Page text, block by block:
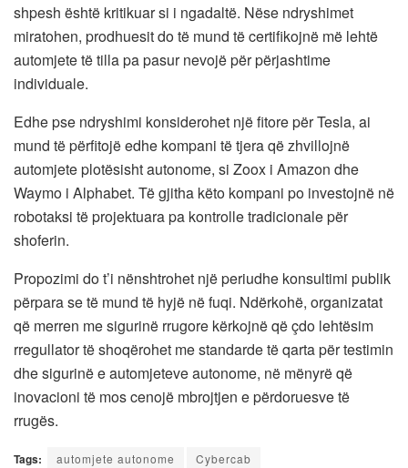
shpesh është kritikuar si i ngadaltë. Nëse ndryshimet
miratohen, prodhuesit do të mund të certifikojnë më lehtë
automjete të tilla pa pasur nevojë për përjashtime
individuale.
Edhe pse ndryshimi konsiderohet një fitore për Tesla, ai
mund të përfitojë edhe kompani të tjera që zhvillojnë
automjete plotësisht autonome, si Zoox i Amazon dhe
Waymo i Alphabet. Të gjitha këto kompani po investojnë në
robotaksi të projektuara pa kontrolle tradicionale për
shoferin.
Propozimi do t’i nënshtrohet një periudhe konsultimi publik
përpara se të mund të hyjë në fuqi. Ndërkohë, organizatat
që merren me sigurinë rrugore kërkojnë që çdo lehtësim
rregullator të shoqërohet me standarde të qarta për testimin
dhe sigurinë e automjeteve autonome, në mënyrë që
inovacioni të mos cenojë mbrojtjen e përdoruesve të
rrugës.
Tags: automjete autonome
Cybercab